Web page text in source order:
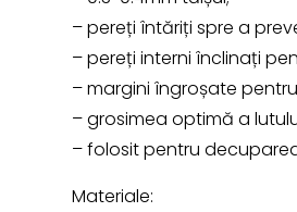
– pereți întăriți spre a
– pereți interni înclinați
– margini îngroșate
– grosimea optimă a
– folosit pentru
Materiale: